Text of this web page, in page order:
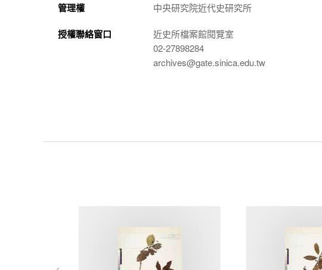
管理權 中央研究院近代史研究所
授權聯絡窗口
近史所檔案館閱覽室
02-27898284
archives@gate.sinica.edu.tw